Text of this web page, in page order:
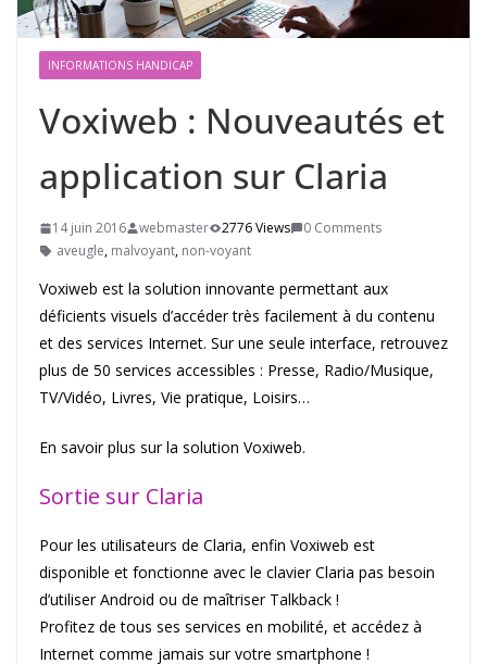
INFORMATIONS HANDICAP
Voxiweb : Nouveautés et
application sur Claria
14 juin 2016 webmaster 2776 Views
0 Comments
aveugle, malvoyant, non-voyant
Voxiweb est la solution innovante permettant aux
déficients visuels d’accéder très facilement à du contenu
et des services Internet. Sur une seule interface, retrouvez
plus de 50 services accessibles : Presse, Radio/Musique,
TV/Vidéo, Livres, Vie pratique, Loisirs…
En savoir plus sur la solution Voxiweb.
Sortie sur Claria
Pour les utilisateurs de Claria, enfin Voxiweb est
disponible et fonctionne avec le clavier Claria pas besoin
d’utiliser Android ou de maîtriser Talkback !
Profitez de tous ses services en mobilité, et accédez à
Internet comme jamais sur votre smartphone !